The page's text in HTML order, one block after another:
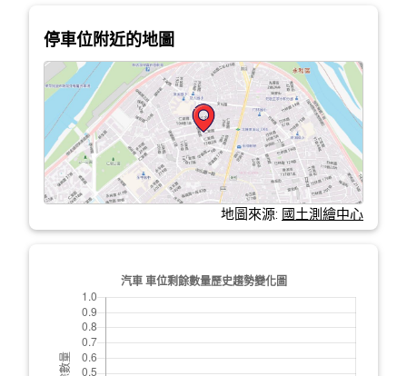
停車位附近的地圖
地圖來源: 國土測繪中心